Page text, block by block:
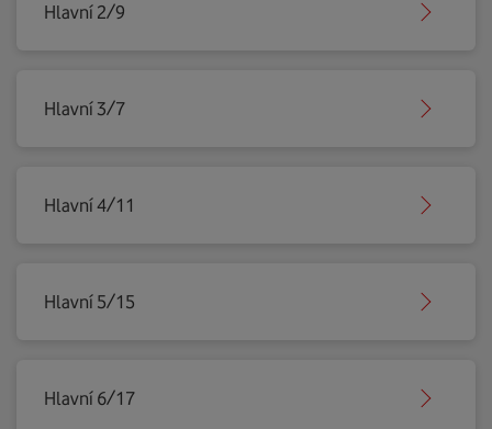
Hlavní 2/9
Hlavní 3/7
Hlavní 4/11
Hlavní 5/15
Hlavní 6/17